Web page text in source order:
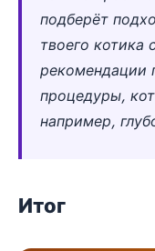
подберёт
твоего котика
рекомендации
процедуры,
например,
Итог